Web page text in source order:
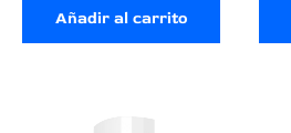
Añadir al carrito